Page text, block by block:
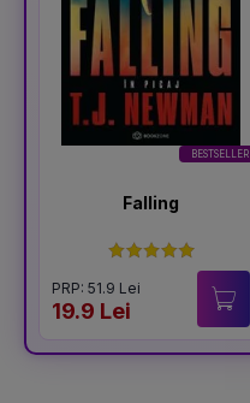
BESTSELLER
Falling
PRP: 51.9 Lei
19.9 Lei